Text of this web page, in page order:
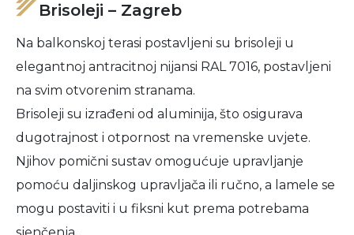
Brisoleji – Zagreb
Na balkonskoj terasi postavljeni su brisoleji u
elegantnoj antracitnoj nijansi RAL 7016, postavljeni
na svim otvorenim stranama.
Brisoleji su izrađeni od aluminija, što osigurava
dugotrajnost i otpornost na vremenske uvjete.
Njihov pomični sustav omogućuje upravljanje
pomoću daljinskog upravljača ili ručno, a lamele se
mogu postaviti i u fiksni kut prema potrebama